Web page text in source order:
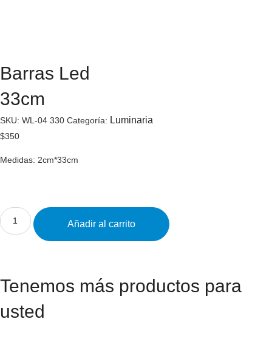
Barras Led
33cm
SKU: WL-04 330 Categoría: Luminaria
$350
Medidas: 2cm*33cm
Añadir al carrito
Tenemos más productos para
usted